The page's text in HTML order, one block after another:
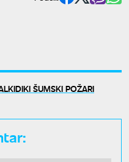
ŠUMSKI POŽARI